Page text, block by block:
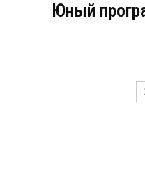
Юный